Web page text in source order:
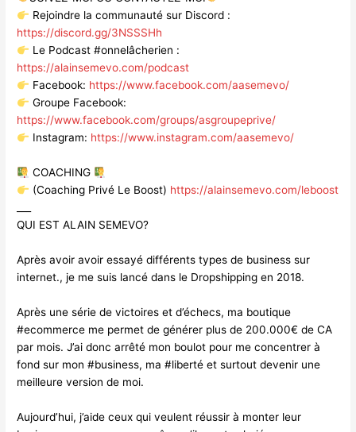
Rejoindre la communauté sur Discord :
https://discord.gg/3NSSSHh
Le Podcast #onnelâcherien :
https://alainsemevo.com/podcast
Facebook: https://www.facebook.com/aasemevo/
Groupe Facebook:
https://www.facebook.com/groups/asgroupeprive/
Instagram: https://www.instagram.com/aasemevo/
COACHING
(Coaching Privé Le Boost) https://alainsemevo.com/leboost
QUI EST ALAIN SEMEVO?
Après avoir avoir essayé différents types de business sur
internet., je me suis lancé dans le Dropshipping en 2018.
Après une série de victoires et d’échecs, ma boutique
#ecommerce me permet de générer plus de 200.000€ de CA
par mois. J’ai donc arrêté mon boulot pour me concentrer à
fond sur mon #business, ma #liberté et surtout devenir une
meilleure version de moi.
Aujourd’hui, j’aide ceux qui veulent réussir à monter leur